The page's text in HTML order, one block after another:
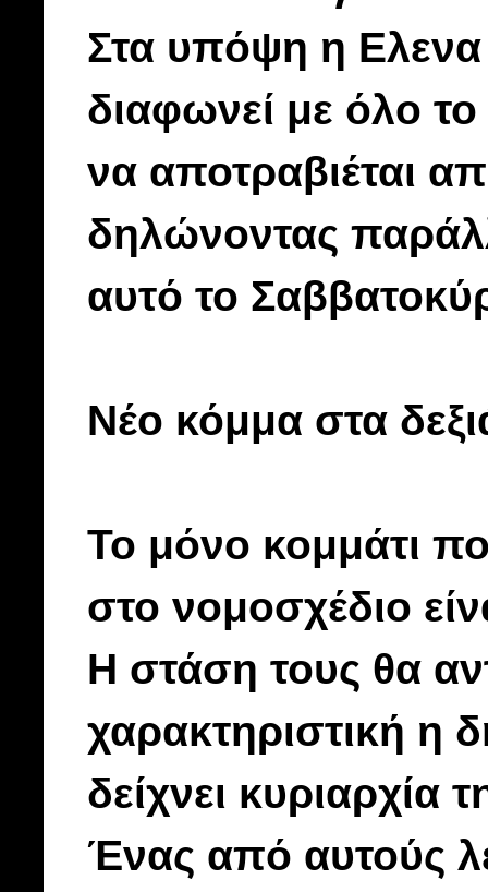
Στα υπόψη η Ελενα
διαφωνεί με όλο το
να αποτραβιέται
δηλώνοντας
αυτό το
Νέο κόμμα στα
Το μόνο κομμάτι
στο νομοσχέδιο
Η στάση τους θα
χαρακτηριστική η
δείχνει
Ένας από αυτούς